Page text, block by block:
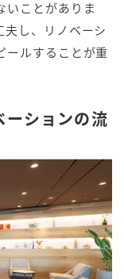
いことがありま
夫し、リノベーシ
ールすることが重
ーションの流